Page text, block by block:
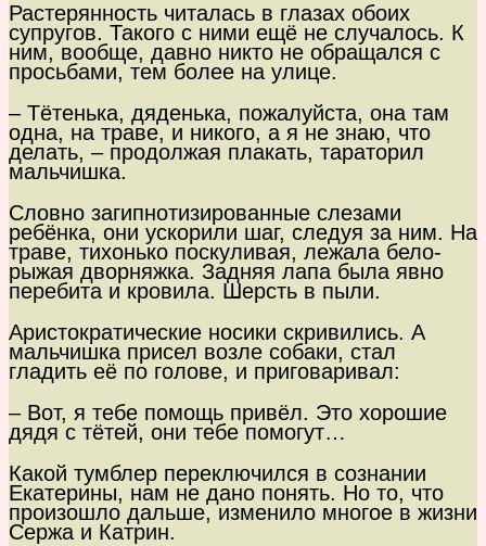
Растерянность читалась в глазах обоих
супругов. Такого с ними ещё не случалось. К
ним, вообще, давно никто не обращался с
просьбами, тем более на улице.
– Тётенька, дяденька, пожалуйста, она там
одна, на траве, и никого, а я не знаю, что
делать, – продолжая плакать, тараторил
мальчишка.
Словно загипнотизированные слезами
ребёнка, они ускорили шаг, следуя за ним. На
траве, тихонько поскуливая, лежала бело-
рыжая дворняжка. Задняя лапа была явно
перебита и кровила. Шерсть в пыли.
Аристократические носики скривились. А
мальчишка присел возле собаки, стал
гладить её по голове, и приговаривал:
– Вот, я тебе помощь привёл. Это хорошие
дядя с тётей, они тебе помогут…
Какой тумблер переключился в сознании
Екатерины, нам не дано понять. Но то, что
произошло дальше, изменило многое в жизни
Сержа и Катрин.